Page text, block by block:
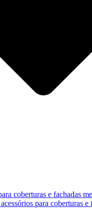
coberturas e fachadas
para coberturas e